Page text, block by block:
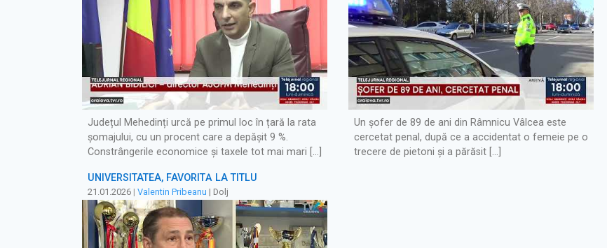
Județul Mehedinți urcă pe primul loc în țară la rata
șomajului, cu un procent care a depășit 9 %.
Constrângerile economice și taxele tot mai mari […]
Un şofer de 89 de ani din Râmnicu Vâlcea este
cercetat penal, după ce a accidentat o femeie pe o
trecere de pietoni şi a părăsit […]
UNIVERSITATEA, FAVORITĂ LA TITLU
21.01.2026 | Valentin Pribeanu | Dolj